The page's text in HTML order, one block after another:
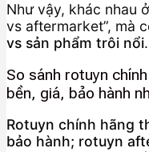
Như vậy, khác nhau
vs aftermarket”, mà
vs sản phẩm trôi nổi.
So sánh rotuyn
bền, giá, bảo hành
Rotuyn chính hãng
bảo hành; rotuyn